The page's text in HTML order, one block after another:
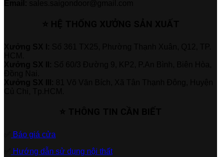
Báo giá cửa
Hướng dẫn sử dụng nội thất